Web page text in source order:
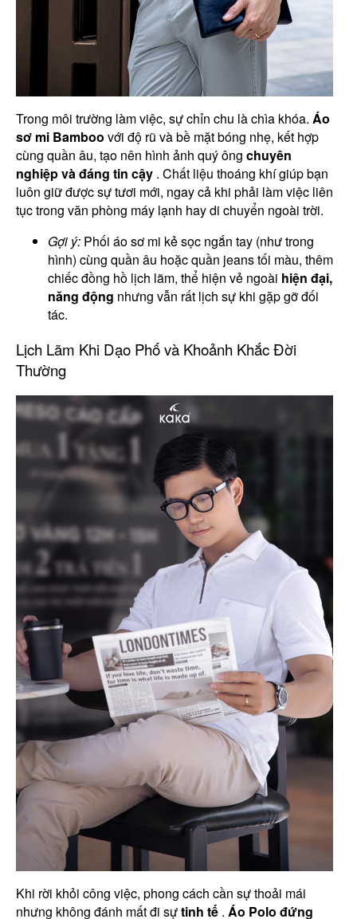
Trong môi trường làm việc, sự chỉn chu là chìa khóa. Áo
sơ mi Bamboo với độ rũ và bề mặt bóng nhẹ, kết hợp
cùng quần âu, tạo nên hình ảnh quý ông chuyên
nghiệp và đáng tin cậy . Chất liệu thoáng khí giúp bạn
luôn giữ được sự tươi mới, ngay cả khi phải làm việc liên
tục trong văn phòng máy lạnh hay di chuyển ngoài trời.
Gợi ý: Phối áo sơ mi kẻ sọc ngắn tay (như trong
hình) cùng quần âu hoặc quần jeans tối màu, thêm
chiếc đồng hồ lịch lãm, thể hiện vẻ ngoài hiện đại,
năng động nhưng vẫn rất lịch sự khi gặp gỡ đối
tác.
Lịch Lãm Khi Dạo Phố và Khoảnh Khắc Đời
Thường
Khi rời khỏi công việc, phong cách cần sự thoải mái
nhưng không đánh mất đi sựtinh tế . Áo Polo đứng